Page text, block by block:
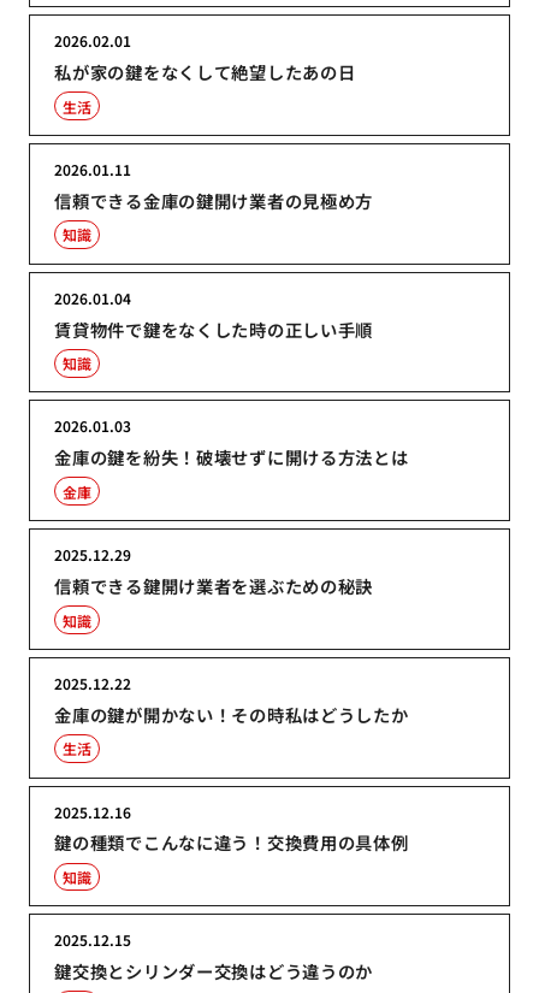
私が家の鍵をなくして絶望したあの日
2026.02.01
生活
信頼できる金庫の鍵開け業者の見極め方
2026.01.11
知識
賃貸物件で鍵をなくした時の正しい手順
2026.01.04
知識
金庫の鍵を紛失！破壊せずに開ける方法とは
2026.01.03
金庫
信頼できる鍵開け業者を選ぶための秘訣
2025.12.29
知識
金庫の鍵が開かない！その時私はどうしたか
2025.12.22
生活
鍵の種類でこんなに違う！交換費用の具体例
2025.12.16
知識
鍵交換とシリンダー交換はどう違うのか
2025.12.15